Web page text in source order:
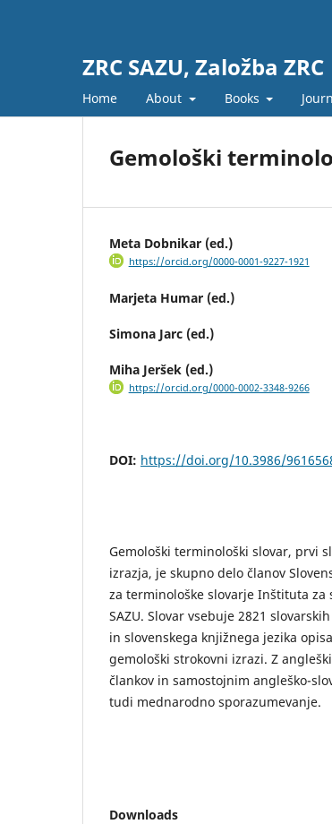
ZRC SAZU, Založba ZRC
Home About Books
Gemološki
Meta Dobnikar (ed.)
https://orcid.org/0000-0001-9227-1921
Marjeta Humar (ed.)
Simona Jarc (ed.)
Miha Jeršek (ed.)
https://orcid.org/0000-0002-3348-9266
DOI: https://doi.org/10.3986/
Gemološki terminološki slovar, prvi
izrazja, je skupno delo članov
za terminološke slovarje Inštituta za
SAZU. Slovar vsebuje 2821
in slovenskega knjižnega jezika
gemološki strokovni izrazi. Z
člankov in samostojnim angleško-
tudi mednarodno sporazumevanje.
Downloads